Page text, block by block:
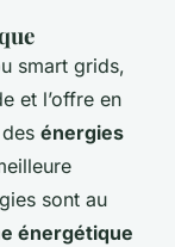
smart grids,
et l’offre en
énergies
sont au
énergétique